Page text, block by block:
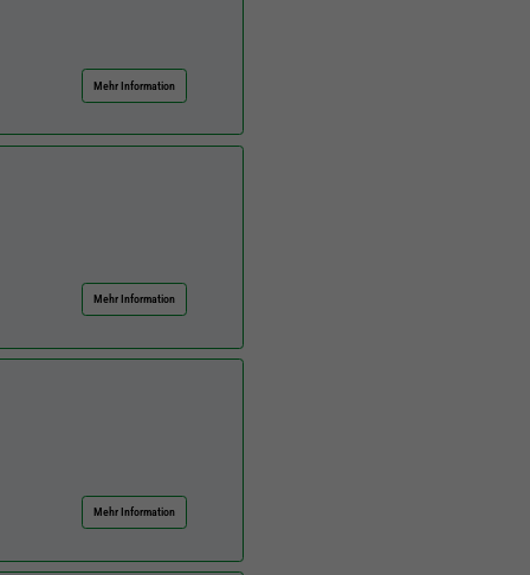
Mehr Information
Mehr Information
Mehr Information